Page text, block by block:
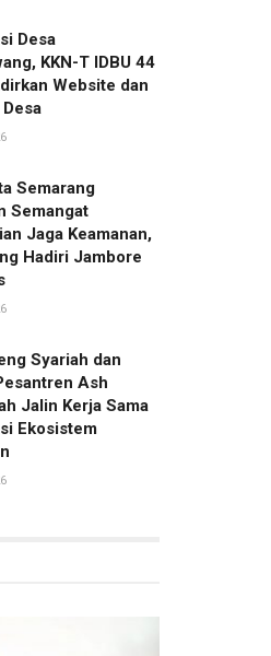
Desa
KKN-T IDBU 44
Website dan
Semarang
Semangat
Jaga Keamanan,
Hadiri Jambore
Syariah dan
Ash
Jalin Kerja Sama
Ekosistem